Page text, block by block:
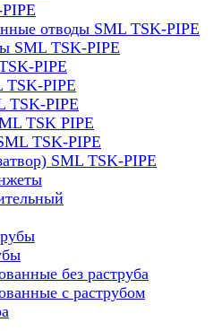
отводы SML TSK-PIPE
SML TSK-PIPE
PIPE
TSK-PIPE
TSK-PIPE
TSK PIPE
TSK-PIPE
SML TSK-PIPE
без раструба
с раструбом